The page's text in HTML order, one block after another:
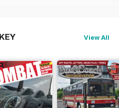
View All